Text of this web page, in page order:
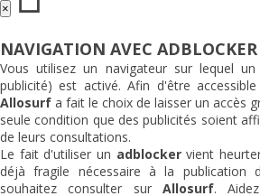
×
NAVIGATION AVEC
Vous utilisez un navigateur sur lequel
publicité) est activé. Afin d'être
Allosurf a fait le choix de laisser un accès
seule condition que des publicités soient
de leurs consultations.
Le fait d'utiliser un adblockervient
déjà fragile nécessaire à la publication
souhaitez consulter sur Allosurf.